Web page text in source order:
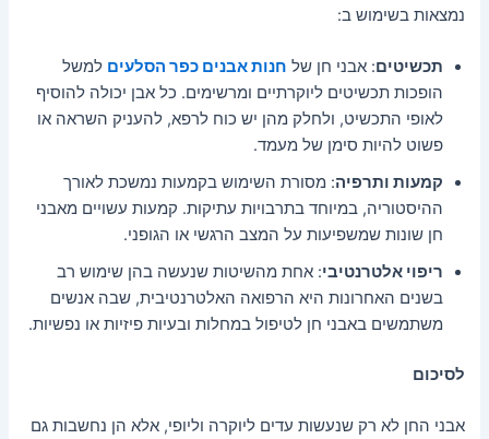
נמצאות בשימוש ב:
תכשיטים: אבני חן של חנות אבנים כפר הסלעים למשל
הופכות תכשיטים ליוקרתיים ומרשימים. כל אבן יכולה להוסיף
לאופי התכשיט, ולחלק מהן יש כוח לרפא, להעניק השראה או
פשוט להיות סימן של מעמד.
קמעות ותרפיה: מסורת השימוש בקמעות נמשכת לאורך
ההיסטוריה, במיוחד בתרבויות עתיקות. קמעות עשויים מאבני
חן שונות שמשפיעות על המצב הרגשי או הגופני.
ריפוי אלטרנטיבי: אחת מהשיטות שנעשה בהן שימוש רב
בשנים האחרונות היא הרפואה האלטרנטיבית, שבה אנשים
משתמשים באבני חן לטיפול במחלות ובעיות פיזיות או נפשיות.
לסיכום
אבני החן לא רק שנעשות עדים ליוקרה וליופי, אלא הן נחשבות גם